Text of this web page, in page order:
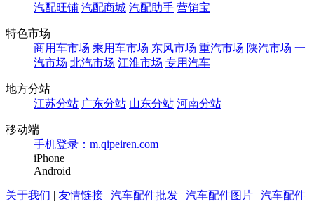
汽配旺铺 汽配商城 汽配助手 营销宝
特色市场
商用车市场 乘用车市场 东风市场 重汽市场 陕汽市场 一
汽市场 北汽市场 江淮市场 专用汽车
地方分站
江苏分站 广东分站 山东分站 河南分站
移动端
手机登录：m.qipeiren.com
iPhone
Android
关于我们 | 友情链接 | 汽车配件批发 | 汽车配件图片 | 汽车配件